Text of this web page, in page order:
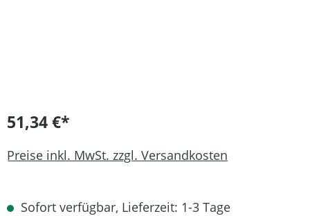
51,34 €*
Preise inkl. MwSt. zzgl. Versandkosten
Sofort verfügbar, Lieferzeit: 1-3 Tage